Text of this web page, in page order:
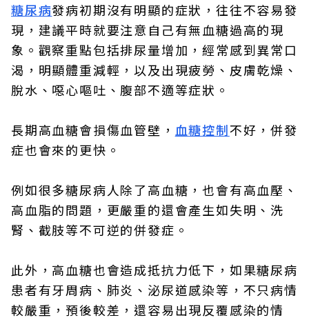
糖尿病發病初期沒有明顯的症狀，往往不容易發
現，建議平時就要注意自己有無血糖過高的現
象。觀察重點包括排尿量增加，經常感到異常口
渴，明顯體重減輕，以及出現疲勞、皮膚乾燥、
脫水、噁心嘔吐、腹部不適等症狀。
長期高血糖會損傷血管壁， 血糖控制不好，併發
症也會來的更快。
例如很多糖尿病人除了高血糖，也會有高血壓、
高血脂的問題，更嚴重的還會產生如失明、洗
腎、截肢等不可逆的併發症。
此外，高血糖也會造成抵抗力低下，如果糖尿病
患者有牙周病、肺炎、泌尿道感染等，不只病情
較嚴重，預後較差，還容易出現反覆感染的情